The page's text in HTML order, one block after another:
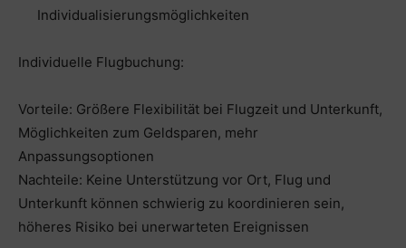
Individualisierungsmöglichkeiten
Individuelle Flugbuchung:
Vorteile: Größere Flexibilität bei Flugzeit und Unterkunft,
Möglichkeiten zum Geldsparen, mehr
Anpassungsoptionen
Nachteile: Keine Unterstützung vor Ort, Flug und
Unterkunft können schwierig zu koordinieren sein,
höheres Risiko bei unerwarteten Ereignissen